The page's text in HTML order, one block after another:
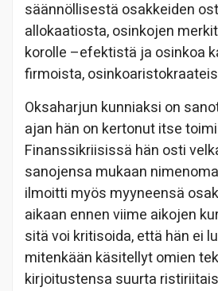
säännöllisestä osakkeiden
allokaatiosta, osinkojen
korolle –efektistä ja osinkoa
firmoista,
Oksaharjun kunniaksi on
ajan hän on kertonut itse
Finanssikriisissä hän osti
sanojensa mukaan
ilmoitti myös myyneensä
aikaan ennen viime aikojen
sitä voi kritisoida, että hän ei
mitenkään käsitellyt omien
kirjoitustensa suurta